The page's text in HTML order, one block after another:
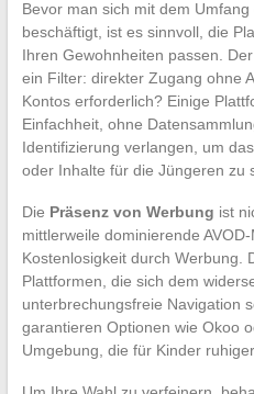
Bevor man sich mit dem Umfang
beschäftigt, ist es sinnvoll, die
Ihren Gewohnheiten passen. Der
ein Filter: direkter Zugang ohne
Kontos erforderlich? Einige
Einfachheit, ohne
Identifizierung verlangen, um
oder Inhalte für die Jüngeren zu
Die Präsenz von Werbung ist
mittlerweile dominierende
Kostenlosigkeit durch Werbung.
Plattformen, die sich dem
unterbrechungsfreie Navigation
garantieren Optionen wie Okoo
Umgebung, die für Kinder